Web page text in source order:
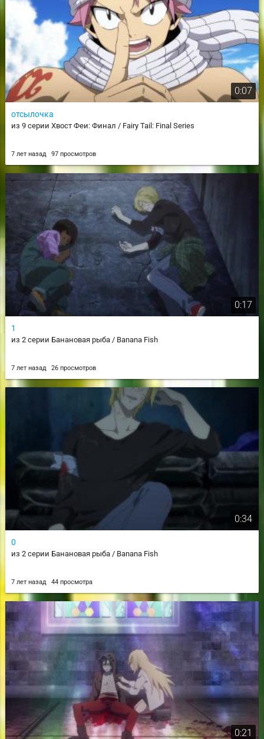
0:07
отсылочка
из 9 серии Хвост Феи: Финал / Fairy Tail: Final Series
7 лет назад 97 просмотров
0:17
1
из 2 серии Банановая рыба / Banana Fish
7 лет назад 26 просмотров
0:34
0
из 2 серии Банановая рыба / Banana Fish
7 лет назад 44 просмотра
0:21